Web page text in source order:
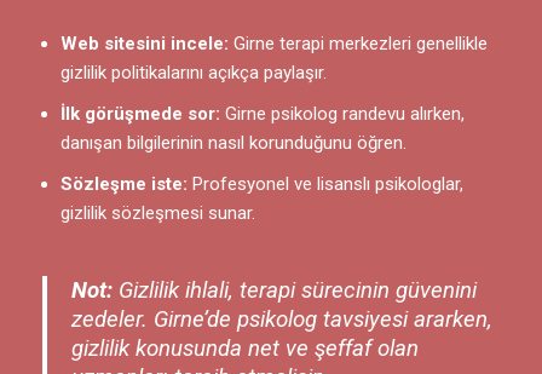
Web sitesini incele: Girne terapi merkezleri genellikle
gizlilik politikalarını açıkça paylaşır.
İlk görüşmede sor: Girne psikolog randevu alırken,
danışan bilgilerinin nasıl korunduğunu öğren.
Sözleşme iste: Profesyonel ve lisanslı psikologlar,
gizlilik sözleşmesi sunar.
Not: Gizlilik ihlali, terapi sürecinin güvenini
zedeler. Girne’de psikolog tavsiyesi ararken,
gizlilik konusunda net ve şeffaf olan